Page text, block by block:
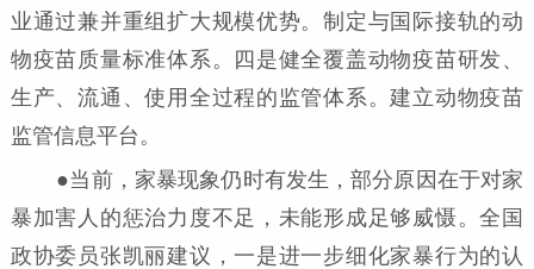
业通过兼并重组扩大规模优势。制定与国际接轨的动
物疫苗质量标准体系。四是健全覆盖动物疫苗研发、
生产、流通、使用全过程的监管体系。建立动物疫苗
监管信息平台。
●当前，家暴现象仍时有发生，部分原因在于对家
暴加害人的惩治力度不足，未能形成足够威慑。全国
政协委员张凯丽建议，一是进一步细化家暴行为的认